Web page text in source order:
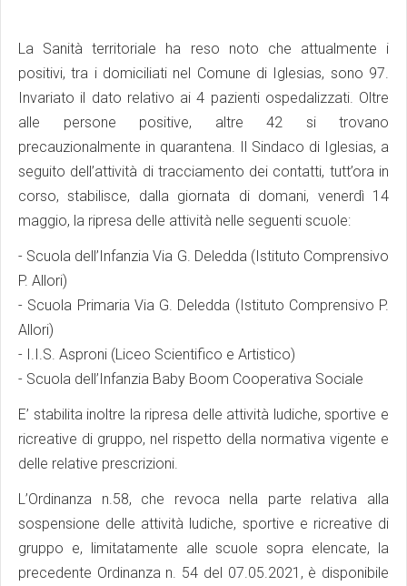
La Sanità territoriale ha reso noto che attualmente i
positivi, tra i domiciliati nel Comune di Iglesias, sono 97.
Invariato il dato relativo ai 4 pazienti ospedalizzati. Oltre
alle persone positive, altre 42 si trovano
precauzionalmente in quarantena. Il Sindaco di Iglesias, a
seguito dell’attività di tracciamento dei contatti, tutt’ora in
corso, stabilisce, dalla giornata di domani, venerdì 14
maggio, la ripresa delle attività nelle seguenti scuole:
- Scuola dell’Infanzia Via G. Deledda (Istituto Comprensivo
P. Allori)
- Scuola Primaria Via G. Deledda (Istituto Comprensivo P.
Allori)
- I.I.S. Asproni (Liceo Scientifico e Artistico)
- Scuola dell’Infanzia Baby Boom Cooperativa Sociale
E’ stabilita inoltre la ripresa delle attività ludiche, sportive e
ricreative di gruppo, nel rispetto della normativa vigente e
delle relative prescrizioni.
L’Ordinanza n.58, che revoca nella parte relativa alla
sospensione delle attività ludiche, sportive e ricreative di
gruppo e, limitatamente alle scuole sopra elencate, la
precedente Ordinanza n. 54 del 07.05.2021, è disponibile